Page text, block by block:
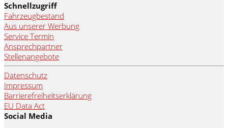
Schnellzugriff
Fahrzeugbestand
Aus unserer Werbung
Service Termin
Ansprechpartner
Stellenangebote
Datenschutz
Impressum
Barrierefreiheitserklärung
EU Data Act
Social Media